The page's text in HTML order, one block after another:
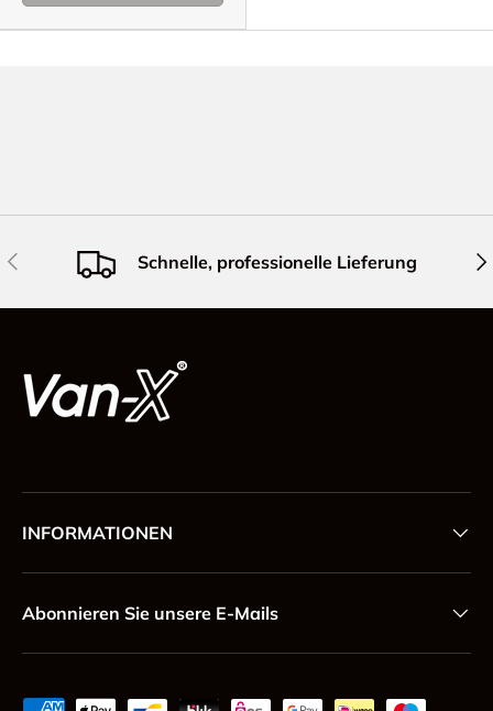
Vorherige Schnelle, professionelle Lieferung
INFORMATIONEN
Abonnieren Sie unsere E-Mails